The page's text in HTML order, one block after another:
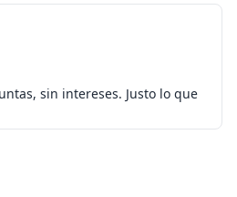
sin intereses. Justo lo que